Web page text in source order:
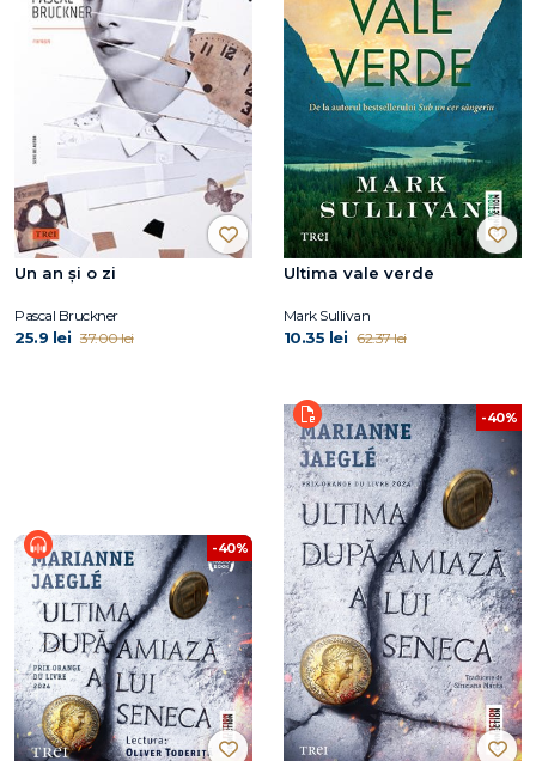
Un an și o zi
Pascal Bruckner
25.9 lei 37.00 lei
Ultima vale verde
Mark Sullivan
10.35 lei 62.37 lei
-40%
-40%